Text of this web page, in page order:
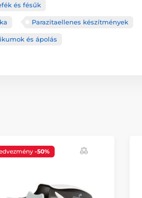
és fésűk
Parazitaellenes készítmények
és ápolás
-50%